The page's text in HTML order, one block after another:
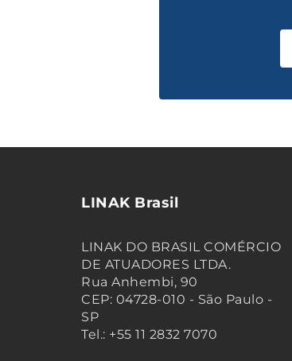
LINAK Brasil
LINAK DO BRASIL COMÉRCIO
DE ATUADORES LTDA.
Rua Anhembi, 90
CEP: 04728-010 - São Paulo -
SP
Tel.: +55 11 2832 7070